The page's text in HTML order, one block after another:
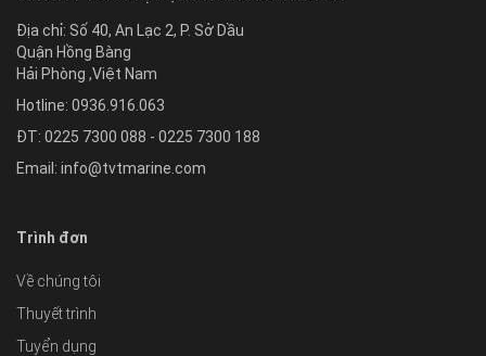
Địa chỉ: Số 40, An Lạc 2, P. Sở Dầu
Quận Hồng Bàng
Hải Phòng ,Việt Nam
Hotline: 0936.916.063
ĐT: 0225 7300 088 - 0225 7300 188
Email: info@tvtmarine.com
Trình đơn
Về chúng tôi
Thuyết trình
Tuyển dụng